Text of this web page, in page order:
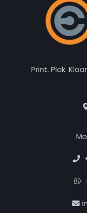
Print. Plak.